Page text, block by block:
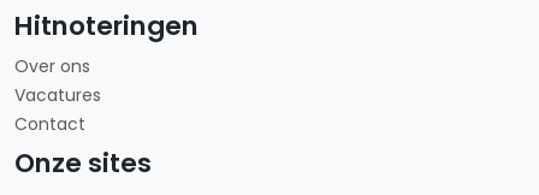
Hitnoteringen
Over ons
Vacatures
Contact
Onze sites